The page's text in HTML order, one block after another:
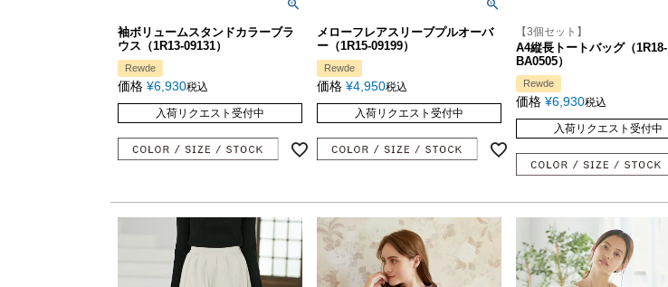
袖ボリュームスタンドカラーブラ
ウス（1R13-09131）
Rewde
価格 ¥6,930税込
入荷リクエスト受付中
メローフレアスリーブプルオーバ
ー（1R15-09199）
Rewde
価格 ¥4,950税込
入荷リクエスト受付中
【3個セット】
A4縦長トートバッグ（1R18-
BA0505）
Rewde
価格 ¥6,930税込
入荷リクエスト受付中